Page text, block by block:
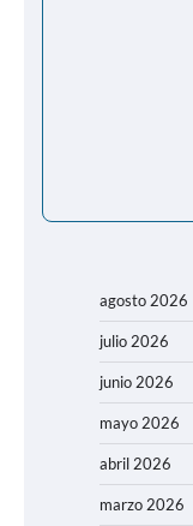
agosto 2026
julio 2026
junio 2026
mayo 2026
abril 2026
marzo 2026